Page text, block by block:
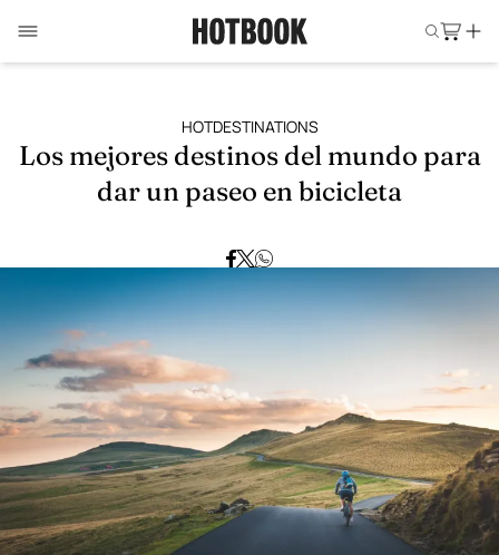
HOTDESTINATIONS
Los mejores destinos del mundo para
dar un paseo en bicicleta